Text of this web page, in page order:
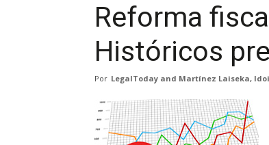
Reforma
Históricos
Por LegalToday and Martínez Laiseka,